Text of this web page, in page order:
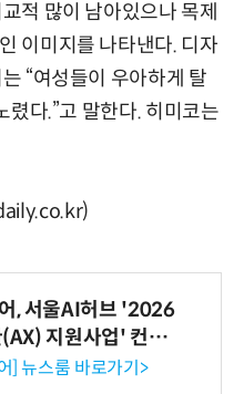
적 많이 남아있으나 목제
이미지를 나타낸다. 디자
“여성들이 우아하게 탈
렸다.”고 말한다. 히미코는
, 서울AI허브 '2026
지원사업' 컨소
] 뉴스룸 바로가기>